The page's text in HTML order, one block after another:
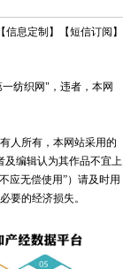
【短信订阅 】
【信息定制 】
纺织网"，违者，本网
人所有，本网站采用的
及编辑认为其作品不宜上
应无偿使用”）请及时用
要的经济损失。